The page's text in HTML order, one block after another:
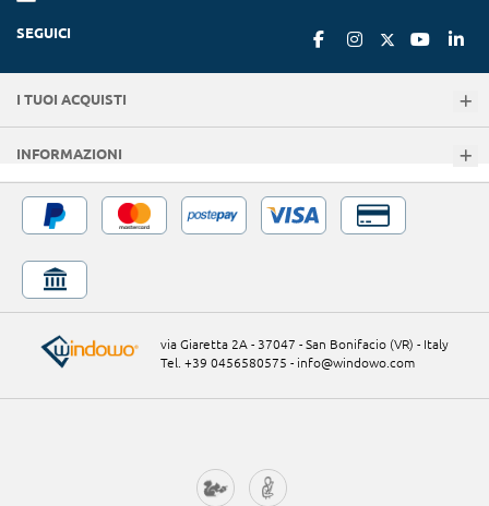
SEGUICI
I TUOI ACQUISTI
INFORMAZIONI
via Giaretta 2A - 37047 - San Bonifacio (VR) - Italy
Tel. +39 0456580575 - info@windowo.com